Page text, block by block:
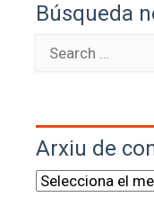
Búsqueda
Arxiu de